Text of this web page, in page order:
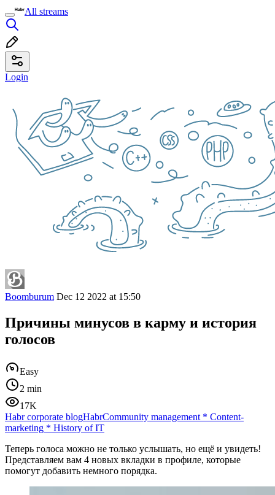
All streams
Login
Boomburum Dec 12 2022 at 15:50
Причины минусов в карму и история
голосов
Easy
2 min
17K
Habr corporate blogHabrCommunity management * Content-
marketing * History of IT
Теперь голоса можно не только услышать, но ещё и увидеть!
Представляем вам 4 новых вкладки в профиле, которые
помогут добавить немного порядка.